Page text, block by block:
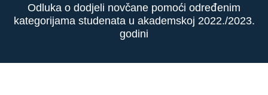
Odluka o dodjeli novčane pomoći određenim
kategorijama studenata u akademskoj 2022./2023.
godini